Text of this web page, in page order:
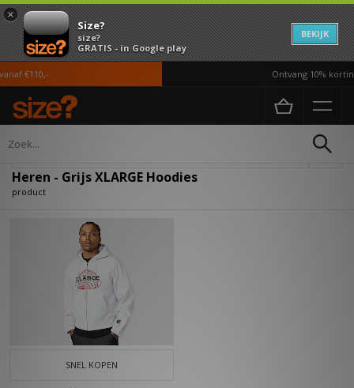
×
Size?
size?
GRATIS - in Google play
BEKIJK
€110,- Ontvang 10%
Home Heren
Heren - Grijs XLARGE Hoodies
product
SNEL KOPEN